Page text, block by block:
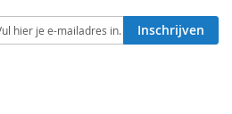
Inschrijven